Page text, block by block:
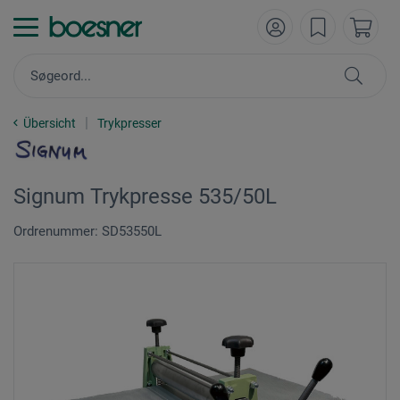
Übersicht Trykpresser
Signum Trykpresse 535/50L
Ordrenummer: SD53550L